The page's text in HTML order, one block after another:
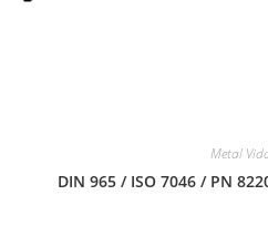
Metal
DIN 965 / ISO 7046 / PN